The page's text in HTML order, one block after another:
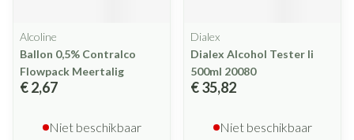
Alcoline
Ballon 0,5% Contralco
Flowpack Meertalig
€ 2,67
Niet beschikbaar
Dialex
Dialex Alcohol Tester Ii
500ml 20080
€ 35,82
Niet beschikbaar